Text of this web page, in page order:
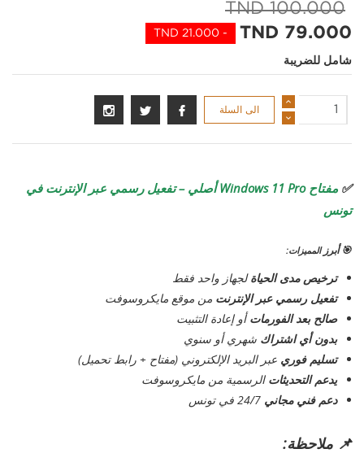
100.000 TND
79.000 TND
- 21.000 TND
شامل للضريبة
الى السلة
✅
مفتاح Windows 11 Pro أصلي – تفعيل رسمي عبر الإنترنت في
تونس
🎯 أبرزالمميزات:
ترخيص مدى الحياةلجهاز واحد فقط
تفعيل رسمي عبر الإنترنت من موقع مايكروسوفت
صالح بعد الفورماتأو إعادة التثبيت
بدون أي اشتراك شهري أو سنوي
تسليم فوري عبر البريد الإلكتروني (مفتاح + رابط تحميل)
يدعم التحديثات الرسمية من مايكروسوفت
دعم فني مجاني
📌 ملاحظة: